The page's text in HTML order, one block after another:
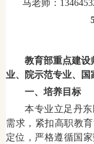
马老师：
教育部重点建设
业、院示范专业、国
一、培养目标
本专业立足丹
需求，紧扣高职教
定位，严格遵循国